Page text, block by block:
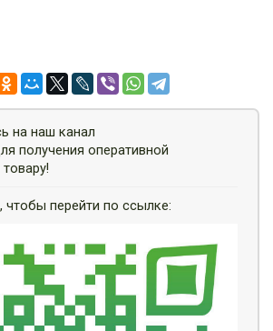
на наш канал
получения оперативной
чтобы перейти по ссылке: